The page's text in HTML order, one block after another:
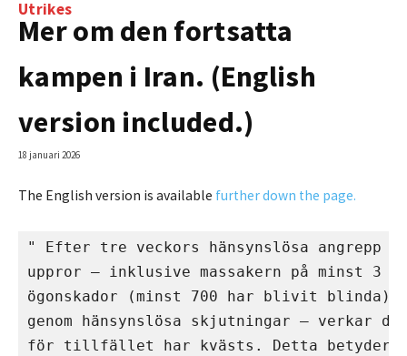
Utrikes
Mer om den fortsatta
kampen i Iran. (English
version included.)
18 januari 2026
The English version is available further down the page.
" Efter tre veckors hänsynslösa angrepp
uppror – inklusive massakern på minst 3
ögonskador (minst 700 har blivit blinda)
genom hänsynslösa skjutningar – verkar
för tillfället har kvästs. Detta betyder